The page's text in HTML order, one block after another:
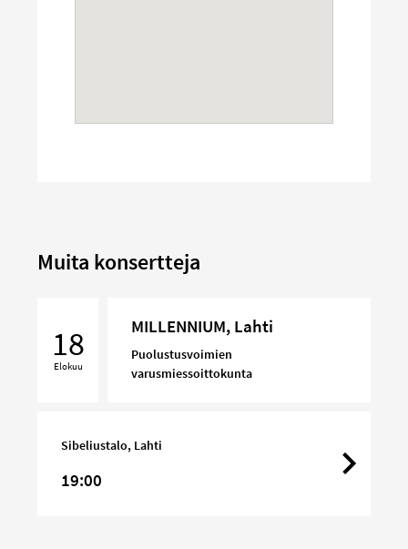
Muita konsertteja
18
Elokuu
MILLENNIUM, Lahti
Puolustusvoimien
varusmiessoittokunta
Sibeliustalo, Lahti
19:00